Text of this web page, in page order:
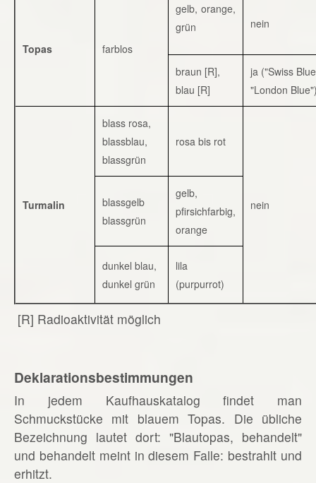
Topas farblos
gelb, orange,
grün
nein
braun [R],
blau [R]
ja ("Swiss
"London
Turmalin
blass rosa,
blassblau,
blassgrün
rosa bis rot
nein
blassgelb
blassgrün
gelb,
pfirsichfarbig,
orange
dunkel blau,
dunkel grün
lila
(purpurrot)
[R] Radioaktivität möglich
Deklarationsbestimmungen
In jedem Kaufhauskatalog findet man
Schmuckstücke mit blauem Topas. Die übliche
Bezeichnung lautet dort: "Blautopas, behandelt"
und behandelt meint in diesem Falle: bestrahlt und
erhitzt.